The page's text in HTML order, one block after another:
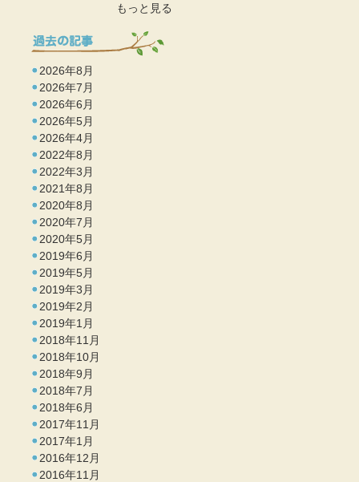
もっと見る
2026年8月
2026年7月
2026年6月
2026年5月
2026年4月
2022年8月
2022年3月
2021年8月
2020年8月
2020年7月
2020年5月
2019年6月
2019年5月
2019年3月
2019年2月
2019年1月
2018年11月
2018年10月
2018年9月
2018年7月
2018年6月
2017年11月
2017年1月
2016年12月
2016年11月